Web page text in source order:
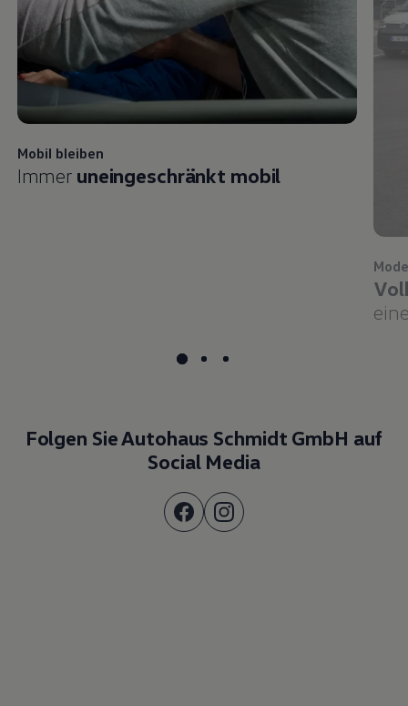
Mobil bleiben
Immer uneingeschränkt mobil
Folgen Sie Autohaus Schmidt GmbH auf
Social Media